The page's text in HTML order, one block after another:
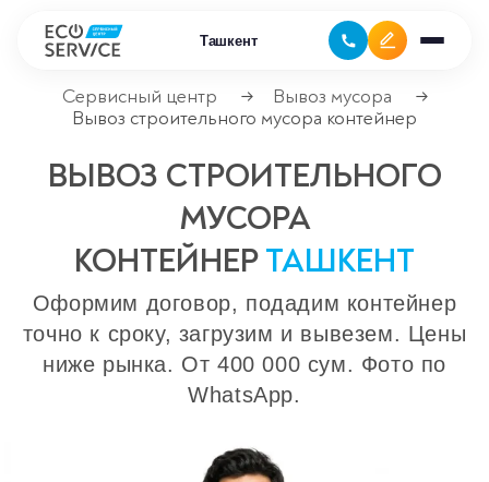
Ташкент
Ремонт компьютерной техники
Ремонт крупно бытовой техники
Ремонт цифровой техники
Сервисный центр → Вывоз мусора
→
Вывоз строительного мусора контейнер
ВЫВОЗ СТРОИТЕЛЬНОГО
МУСОРА
КОНТЕЙНЕРТАШКЕНТ
Оформим договор, подадим контейнер
точно к сроку, загрузим и вывезем. Цены
ниже рынка. От 400 000 сум. Фото по
WhatsApp.